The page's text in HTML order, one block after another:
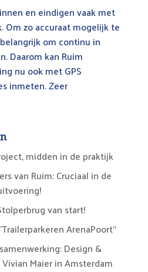
en eindigen vaak met
Om zo accuraat mogelijk te
om continu in
Daarom kan Ruim
nu ook met GPS
inmeten. Zeer
midden in de praktijk
van Ruim: Cruciaal in de
van start!
ArenaPoort”
Design &
Maier in Amsterdam